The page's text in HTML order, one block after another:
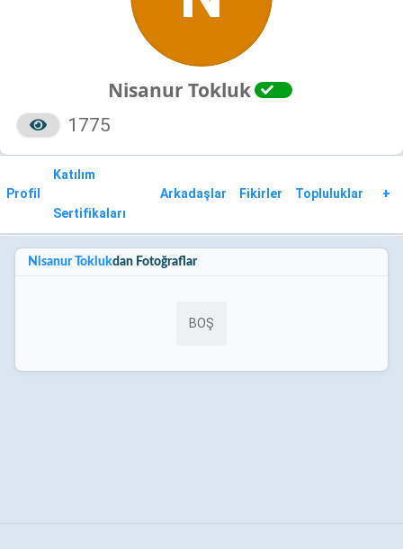
Nisanur Tokluk
1775
Profil
Katılım
Sertifikaları
Arkadaşlar Fikirler Topluluklar +
Nisanur Toklukdan Fotoğraflar
BOŞ